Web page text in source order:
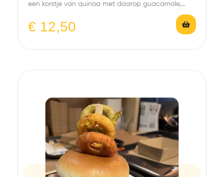
een korstje van quinoa met daarop guacamole,
€ 12,50